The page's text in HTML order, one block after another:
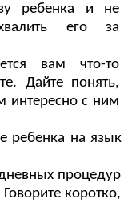
ребенка и не
его за
вам что-то
Дайте понять,
интересно с ним
ребенка на язык
процедур
коротко,